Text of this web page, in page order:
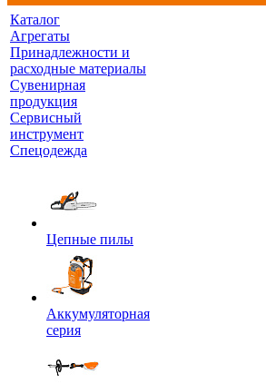
Каталог
Агрегаты
Принадлежности и
расходные материалы
Сувенирная
продукция
Сервисный
инструмент
Спецодежда
Цепные пилы
Аккумуляторная
серия